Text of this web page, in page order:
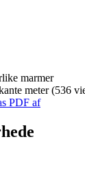
marmer
meter (536
PDF af